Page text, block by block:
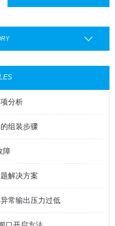
分析
组装步骤
障
解决方案
常输出压力过低